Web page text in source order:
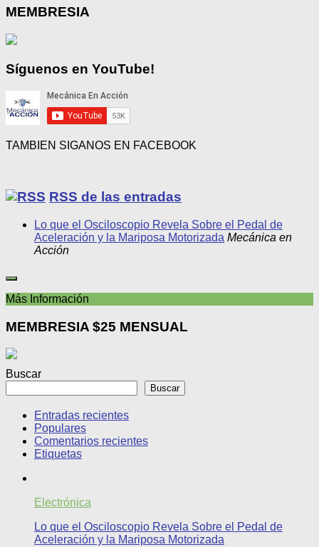
mes
MEMBRESIA
Síguenos en YouTube!
TAMBIEN SIGANOS EN FACEBOOK
RSS de las entradas
Lo que el Osciloscopio Revela Sobre el Pedal de
Aceleración y la Mariposa Motorizada Mecánica en
Acción
Más Información
MEMBRESIA $25 MENSUAL
Buscar
Buscar
Entradas recientes
Populares
Comentarios recientes
Etiquetas
Electrónica
Lo que el Osciloscopio Revela Sobre el Pedal de
Aceleración y la Mariposa Motorizada